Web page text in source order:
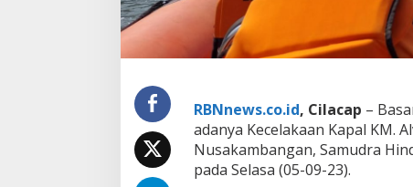
r
a
n
d
a
,
RBNnews.co.id, Cilacap –
adanya Kecelakaan Kapal KM.
Nusakambangan, Samudra
pada Selasa (05-09-23).